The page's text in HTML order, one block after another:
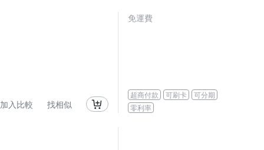
加入比較 找相似
免運費
超商付款 可刷卡
可分期
零利率